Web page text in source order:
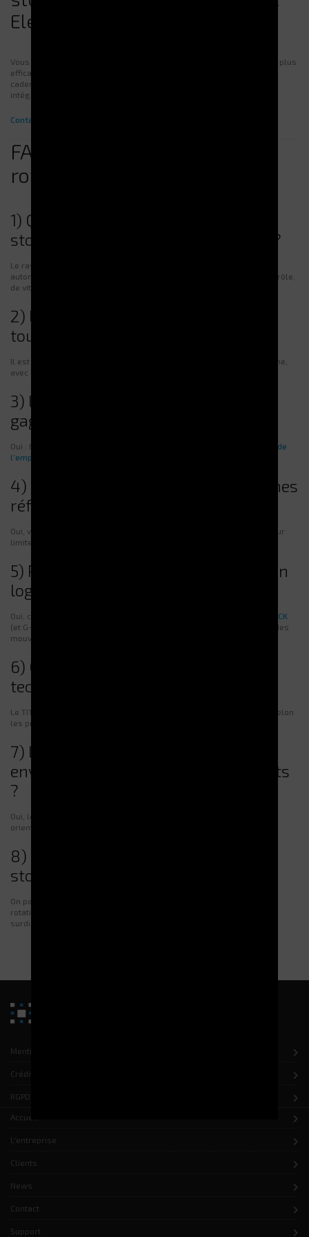
Electroclass
Vous envisagez un
? Le plus
efficace est de partir de vos contraintes réelles : typologie d’articles,
cadence de picking, exigences de sécurité, hauteur disponible et
intégration SI attendue.
Contactez Electroclass
FAQ – Stockeur & stockage
rotatif
1) Quelle est la différence entre un
stockeur et un rayonnage classique ?
Le rayonnage est statique : l’opérateur se déplace. Le stockeur
automatise : les références viennent à l’opérateur, avec plus de contrôle,
de vitesse et de traçabilité.
2) Le stockage rotatif est-il adapté à
toutes les entreprises ?
Il est particulièrement pertinent pour les petites références en volume,
avec une rotation régulière et un besoin d’accès rapide.
3) Le TITAN permet-il vraiment de
gagner de la place ?
Oui : Electroclass annonce une réduction pouvant aller jusqu’à
90 % de
l’emprise au sol
4) Peut-on sécuriser l’accès à certaines
références ?
Oui, via le
et les dispositifs de sécurité intégrés, pour
limiter et tracer les retraits.
5) Peut-on connecter un stockeur à un
logiciel de gestion ?
Oui, c’est même un levier majeur du ROI. Electroclass propose
G-STOCK
(et G-STOCK Pharma selon contexte) pour la traçabilité et la gestion des
mouvements.
6) Que se passe-t-il en cas d’incident
technique ?
Le TITAN prévoit un
permettant l’accès aux plateaux selon
les procédures établies, afin de préserver la continuité d’activité.
7) Le stockeur convient-il aux
environnements industriels exigeants
?
Oui, le TITAN est conçu pour ce type de contexte avec des éléments
orientés robustesse, sécurité et disponibilité.
8) Comment dimensionner un projet
stockeur ?
On part des familles de produits, de leurs dimensions/poids, des
rotations, des stocks mini/maxi, et du flux quotidien. Une étude évite
surdimensionnement et saturation.
Mentions légales
Crédits
RGPD
Accueil
L'entreprise
Clients
News
Contact
Support